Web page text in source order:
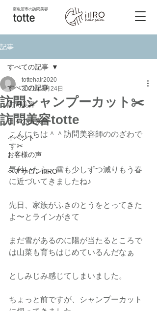
南魚沼市の訪問美容
totte
記事
すべての記事
訪問美容
日々の出来事
イベント
お客様の声
ヘアサロンiIIRO
すべての記事
訪問シャンプーカット✂️
訪問美容totte
tottehair2020
2021年3月24日
こんにちは＾＾訪問美容師ののざわで
す✂︎
気付いたら、雪も少しずつ減りもう春
に近づいてきましたね♪
先日、家族がふきのとうをとってきた
よ〜とラインがきて
まだ雪があるのに陽が当たるところで
は山菜も育ちはじめているんだなぁ
としみじみ感じてしまいました。
ちょっと前ですが、シャンプーカット